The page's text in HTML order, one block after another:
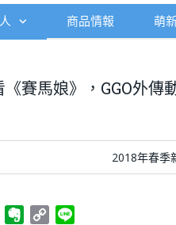
商品情報 萌
《賽馬娘》，GGO外傳
2018年春季
TelegramEvernote
Copy